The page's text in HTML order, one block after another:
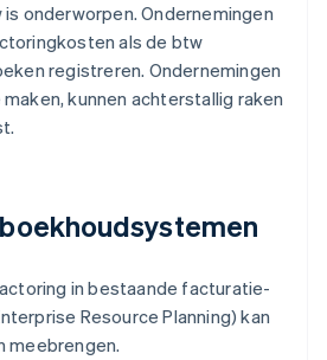
onderworpen. Ondernemingen
als de btw
registreren. Ondernemingen
kunnen achterstallig raken
in bestaande facturatie-
Resource Planning) kan
meebrengen.